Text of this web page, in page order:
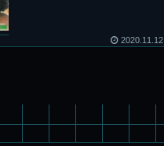
2020.11.12